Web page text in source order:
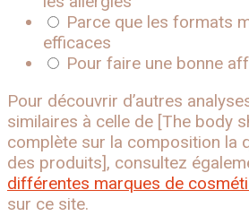
Parce que les formats
efficaces
Pour faire une bonne
Pour découvrir d’autres
similaires à celle de [The body
complète sur la composition la
des produits], consultez
différentes marques de
sur ce site.